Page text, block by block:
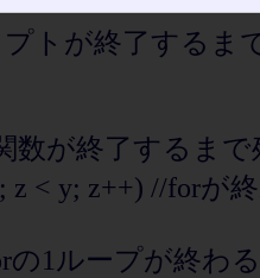
プトが終了するま
数が終了するまで
z < y; z++) //forが
1ループが終わ